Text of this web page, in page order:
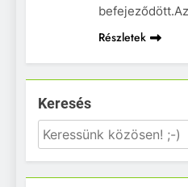
Részletek
Keresés